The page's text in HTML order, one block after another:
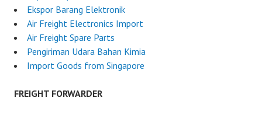
Ekspor Barang Elektronik
Air Freight Electronics Import
Air Freight Spare Parts
Pengiriman Udara Bahan Kimia
Import Goods from Singapore
FREIGHT FORWARDER